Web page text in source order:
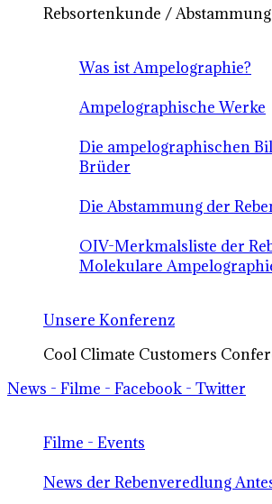
Rebsortenkunde /
Was ist Ampelographie?
Ampelographische Werke
Die ampelographischen
Brüder
Die Abstammung der
OIV-Merkmalsliste der
Molekulare
Unsere Konferenz
Cool Climate Customers
News - Filme - Facebook - Twitter
Filme - Events
News der Rebenveredlung